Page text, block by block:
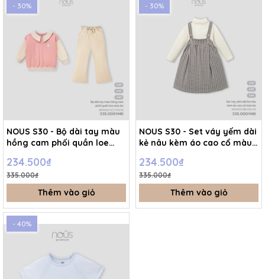
- 30%
NOUS S30 - Bộ dài tay màu
hồng cam phối quần loe
234.500₫
335.000₫
Thêm vào giỏ
- 30%
NOUS S30 - Set váy yếm dài
kẻ nâu kèm áo cao cổ màu
234.500₫
335.000₫
Thêm vào giỏ
- 40%